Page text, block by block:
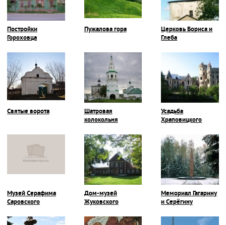
Постройки
Гороховца
Пужалова гора
Церковь Бориса и
Глеба
Святые ворота
Шатровая
колокольня
Усадьба
Храповицкого
Музей Серафима
Саровского
Дом-музей
Жуковского
Мемориал Гагарину
и Серёгину